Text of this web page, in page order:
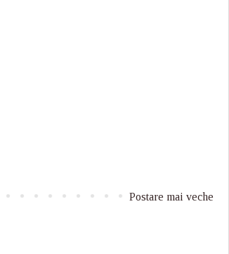
Postare mai veche